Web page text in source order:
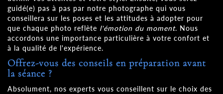
guidé(e) pas à pas par notre photographe qui vous
conseillera sur les poses et les attitudes à adopter pour
que chaque photo reflète l'émotion du moment. Nous
accordons une importance particulière à votre confort et
à la qualité de l'expérience.
Offrez-vous des conseils en préparation avant
la séance ?
Absolument, nos experts vous conseillent sur le choix des